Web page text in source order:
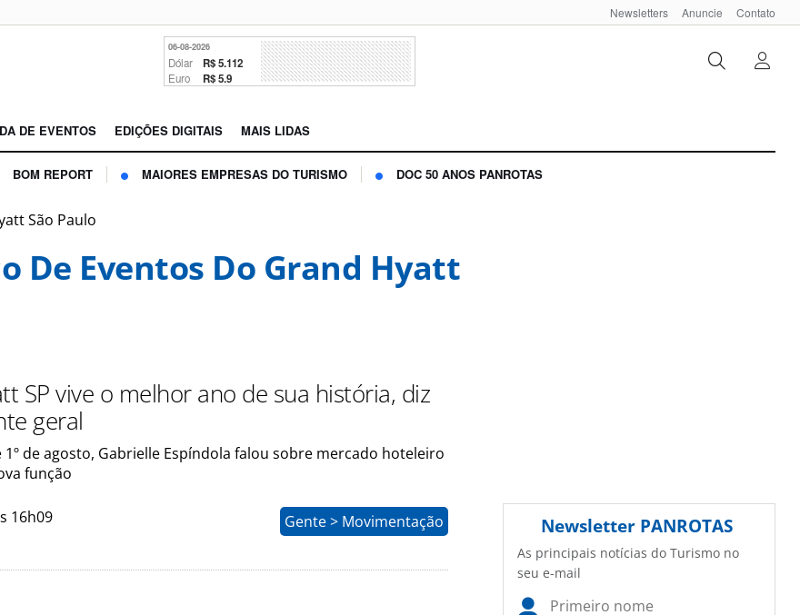
Newsletters Anuncie Contato
06-08-2026
Dólar R$ 5.112
Euro R$ 5.9
DE EVENTOS EDIÇÕES DIGITAIS MAIS LIDAS
BOM REPORT MAIORES EMPRESAS DO TURISMO DOC 50 ANOS PANROTAS
São Paulo
De Eventos Do Grand Hyatt
SP vive o melhor ano de sua história, diz
geral
1º de agosto, Gabrielle Espíndola falou sobre mercado hoteleiro
função
16h09 Gente > Movimentação Newsletter PANROTAS
As principais notícias do Turismo no
seu e-mail